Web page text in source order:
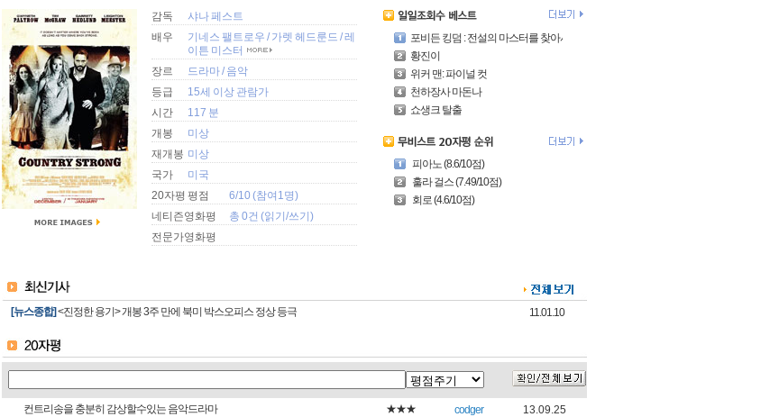
감독
샤나 페스트
배우
기네스 팰트로우 /가렛 헤드룬드 /레
이튼 미스터
장르
드라마/음악
등급
15세 이상 관람가
시간
117 분
개봉
미상
재개봉 미상
국가
미국
20자평 평점
6/10 (참여1명)
네티즌영화평
총 0건 (읽기 /쓰기 )
전문가영화평
포비든 킹덤 : 전설의 마스터를 찾아서
황진이
위커 맨: 파이널 컷
천하장사 마돈나
쇼생크 탈출
피아노 (8.6/10점)
훌라 걸스 (7.49/10점)
회로 (4.6/10점)
[뉴스종합] <진정한 용기> 개봉 3주 만에 북미 박스오피스 정상 등극 11.01.10
컨트리송을 충분히 감상할수있는 음악드라마 ★★★ codger 13.09.25